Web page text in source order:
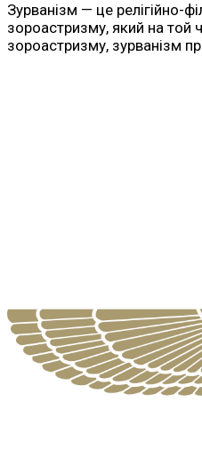
Зурванізм — це релігійно-
зороастризму, який на той
зороастризму, зурванізм